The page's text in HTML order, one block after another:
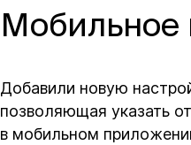
Добавили новую
позволяющая указать
в мобильном